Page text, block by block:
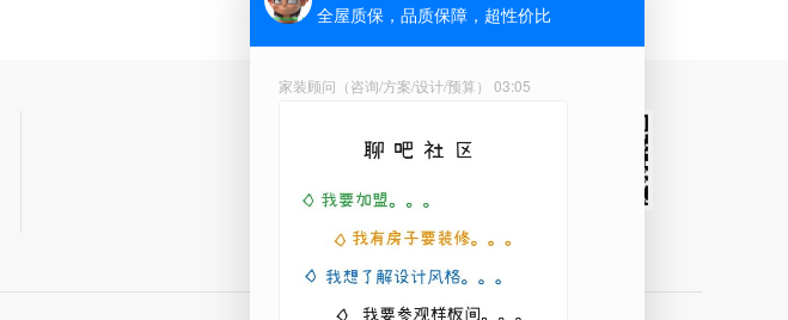
微信公众号